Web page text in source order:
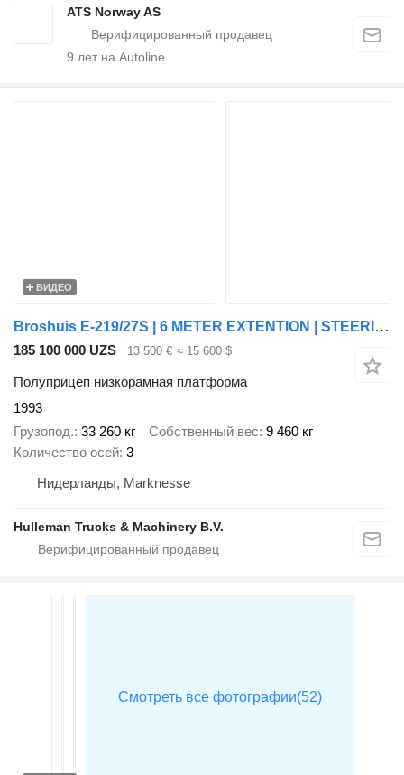
ATS Norway AS
9 лет на Autoline
ВИДЕО
Broshuis E-219/27S | 6 METER EXTENTION | STEERING AXLE
185 100 000 UZS 13 500 € ≈ 15 600 $
Полуприцеп низкорамная платформа
1993
Грузопод. 33 260 кг Собственный вес 9 460 кг
Количество осей 3
Нидерланды, Marknesse
Hulleman Trucks & Machinery B.V.